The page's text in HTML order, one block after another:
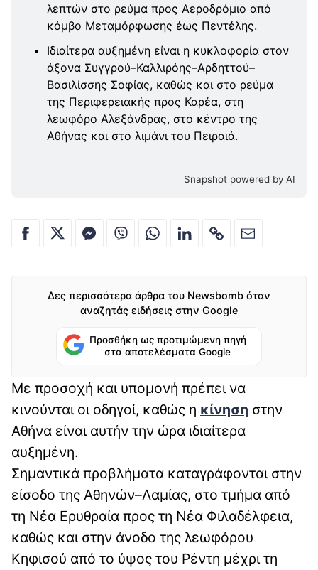
λεπτών στο ρεύμα προς Αεροδρόμιο από
κόμβο Μεταμόρφωσης έως Πεντέλης.
Ιδιαίτερα αυξημένη είναι η κυκλοφορία στον
άξονα Συγγρού–Καλλιρόης–Αρδηττού–
Βασιλίσσης Σοφίας, καθώς και στο ρεύμα
της Περιφερειακής προς Καρέα, στη
λεωφόρο Αλεξάνδρας, στο κέντρο της
Αθήνας και στο λιμάνι του Πειραιά.
Snapshot powered by AI
Δες περισσότερα άρθρα του Newsbomb όταν
αναζητάς ειδήσεις στην Google
Προσθήκη ως προτιμώμενη πηγή
στα αποτελέσματα Google
Με προσοχή και υπομονή πρέπει να
κινούνται οι οδηγοί, καθώς η κίνηση στην
Αθήνα είναι αυτήν την ώρα ιδιαίτερα
αυξημένη.
Σημαντικά προβλήματα καταγράφονται στην
είσοδο της Αθηνών–Λαμίας, στο τμήμα από
τη Νέα Ερυθραία προς τη Νέα Φιλαδέλφεια,
καθώς και στην άνοδο της λεωφόρου
Κηφισού από το ύψος του Ρέντη μέχρι τη